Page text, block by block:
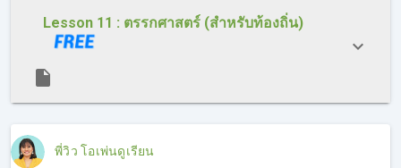
Lesson 11 : ตรรกศาสตร์ (สำหรับท้องถิ่น)
พี่วิว โอเพ่นดูเรียน